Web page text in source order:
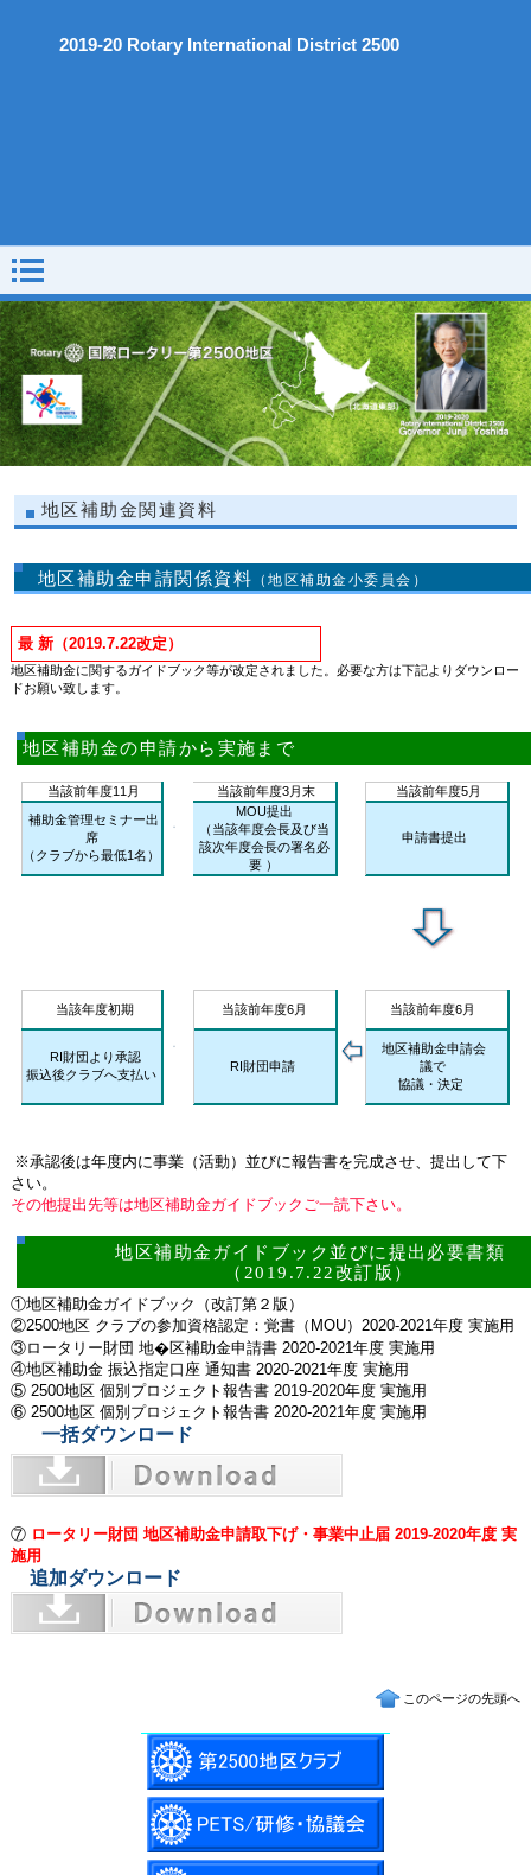
2019-20 Rotary International District 2500
地区補助金関連資料
地区補助金申請関係資料 （地区補助金小委員会）
最 新（2019.7.22改定）
地区補助金に関するガイドブック等が改定されました。必要な方は下記よりダウンロー
ドお願い致します。
地区補助金の申請から実施まで
当該前年度11月 当該前年度3月末
当該前年度5月
補助金管理セミナー出
席
（クラブから最低1名）
MOU提出
（当該年度会長及び当
該次年度会長の署名必
要 ）
申請書提出
当該年度初期 当該前年度6月 当該前年度6月
RI財団より承認
振込後クラブへ支払い
RI財団申請
地区補助金申請会
議で
協議・決定
※承認後は年度内に事業（活動）並びに報告書を完成させ、提出して下
さい。
その他提出先等は地区補助金ガイドブックご一読下さい。
地区補助金ガイドブック並びに提出必要書類
（2019.7.22改訂版）
①地区補助金ガイドブック（改訂第２版）
②2500地区 クラブの参加資格認定：覚書（MOU）2020-2021年度 実施用
③ロータリー財団 地�区補助金申請書 2020-2021年度 実施用
④地区補助金 振込指定口座 通知書 2020-2021年度 実施用
⑤ 2500地区 個別プロジェクト報告書 2019-2020年度 実施用
⑥ 2500地区 個別プロジェクト報告書 2020-2021年度 実施用
一括ダウンロード
⑦ ロータリー財団 地区補助金申請取下げ・事業中止届 2019-2020年度 実
施用
追加ダウンロード
このページの先頭へ